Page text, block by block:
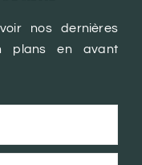
nos dernières
plans en avant